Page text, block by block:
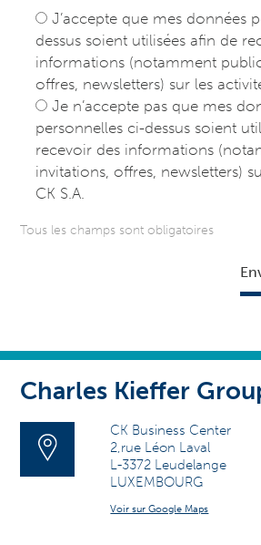
Charles Kieffer
CK Business Center
2,rue Léon Laval
L-3372 Leudelange
LUXEMBOURG
Voir sur Google Maps
J’accepte que mes données
dessus soient utilisées afin de
informations (notamment
offres, newsletters) sur les
Je n’accepte pas que mes
personnelles ci-dessus soient
recevoir des informations
invitations, offres, newsletters)
CK S.A.
Tous les champs sont obligatoires